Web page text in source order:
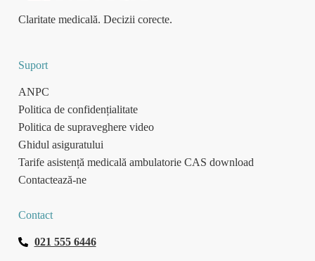
Claritate medicală. Decizii corecte.
Suport
ANPC
Politica de confidențialitate
Politica de supraveghere video
Ghidul asiguratului
Tarife asistență medicală ambulatorie CAS download
Contactează-ne
Contact
021 555 6446